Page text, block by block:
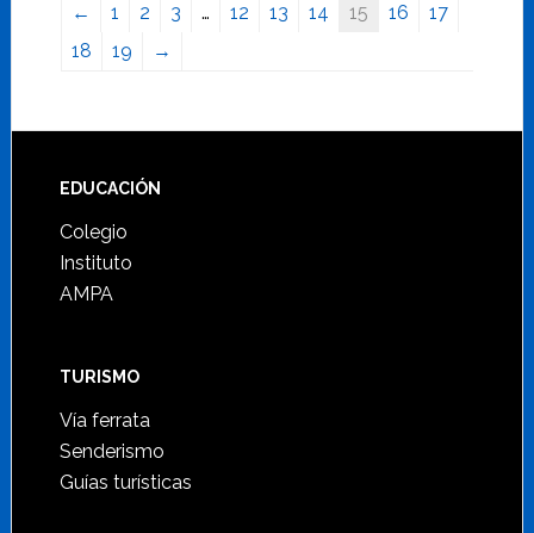
← 1 2 3 … 12 13 14 15 16
17
18
19 →
Footer
EDUCACIÓN
Colegio
Instituto
AMPA
TURISMO
Vía ferrata
Senderismo
Guías turísticas